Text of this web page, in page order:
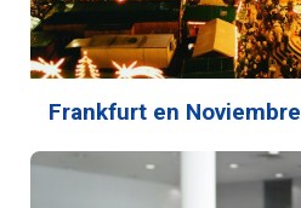
Frankfurt en Noviembre